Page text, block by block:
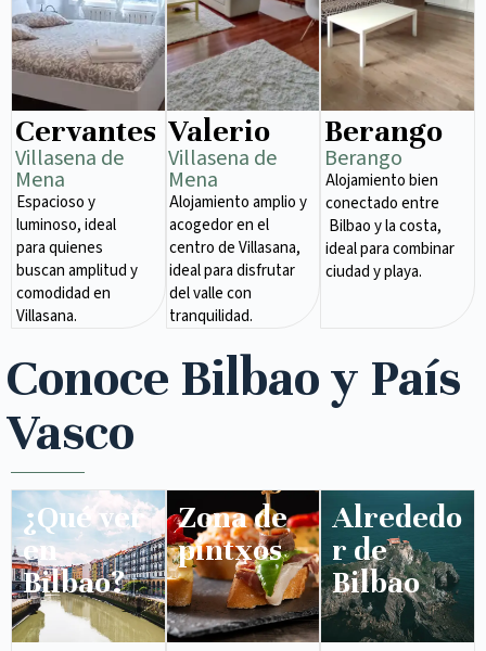
Cervantes
Villasena de
Mena​
Espacioso y
luminoso, ideal
para quienes
buscan amplitud y
comodidad en
Villasana.
Valerio
Villasena de
Mena​
Alojamiento amplio y
acogedor en el
centro de Villasana,
ideal para disfrutar
del valle con
tranquilidad.
Berango
Berango
Alojamiento bien
conectado entre
Bilbao y la costa,
ideal para combinar
ciudad y playa.
Conoce Bilbao y País
Vasco
¿Qué ver
en
Bilbao?
Zona de
pintxos​
Alrededo
r de
Bilbao